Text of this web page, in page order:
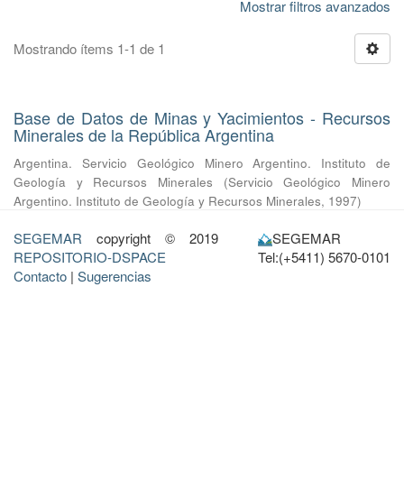
Mostrar filtros avanzados
Mostrando ítems 1-1 de 1
Base de Datos de Minas y Yacimientos - Recursos
Minerales de la República Argentina
Argentina. Servicio Geológico Minero Argentino. Instituto de
Geología y Recursos Minerales
(Servicio Geológico Minero
Argentino. Instituto de Geología y Recursos Minerales, 1997)
SEGEMAR copyright © 2019
REPOSITORIO-DSPACE
Contacto | Sugerencias
SEGEMAR
Tel:(+5411) 5670-0101